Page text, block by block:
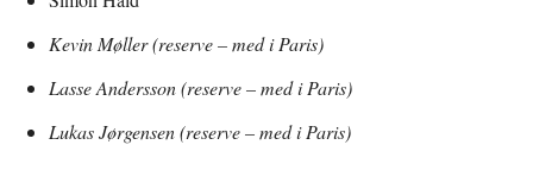
Kevin Møller (reserve – med i Paris)
Lasse Andersson (reserve – med i Paris)
Lukas Jørgensen (reserve – med i Paris)